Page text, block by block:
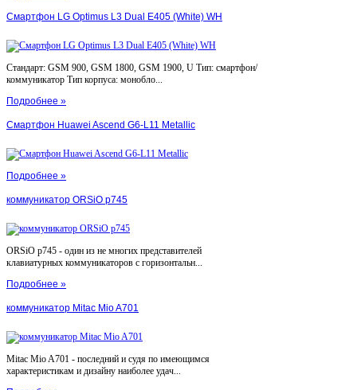
Смартфон LG Optimus L3 Dual E405 (White) WH
Стандарт: GSM 900, GSM 1800, GSM 1900, U Тип: смартфон/
коммуникатор Тип корпуса: монобло...
Подробнее »
Смартфон Huawei Ascend G6-L11 Metallic
Подробнее »
коммуникатор ORSiO p745
ORSiO p745 - один из не многих представителей
клавиатурных коммуникаторов с горизонтальн...
Подробнее »
коммуникатор Mitac Mio A701
Mitac Mio A701 - последний и судя по имеющимся
характеристикам и дизайну наиболее удач...